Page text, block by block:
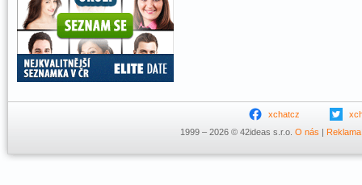
xchatcz
1999 – 2026 © 42ideas s.r.o. O nás | Reklama